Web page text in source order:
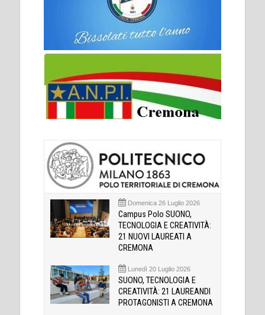
Domenica 26 Luglio 2026
Campus Polo SUONO,
TECNOLOGIA E CREATIVITÀ:
21 NUOVI LAUREATI A
CREMONA
Lunedì 20 Luglio 2026
SUONO, TECNOLOGIA E
CREATIVITÀ: 21 LAUREANDI
PROTAGONISTI A CREMONA